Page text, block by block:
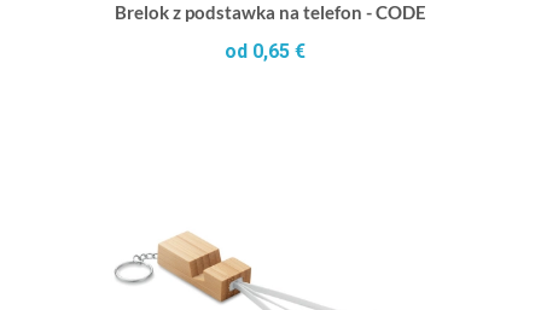
Brelok z podstawka na telefon - CODE
od 0,65 €